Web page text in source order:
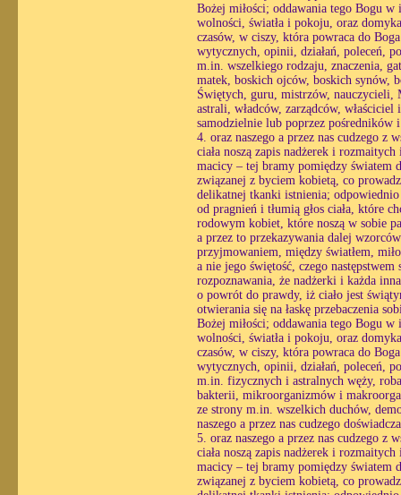
Bożej miłości; oddawania tego Bogu
wolności, światła i pokoju, oraz
czasów, w ciszy, która powraca do
wytycznych, opinii, działań, poleceń,
m.in. wszelkiego rodzaju, znaczenia,
matek, boskich ojców, boskich synów,
Świętych, guru, mistrzów, nauczycieli,
astrali, władców, zarządców,
samodzielnie lub poprzez pośredników
4. oraz naszego a przez nas cudzego
ciała noszą zapis nadżerek i
macicy – tej bramy pomiędzy światem
związanej z byciem kobietą, co
delikatnej tkanki istnienia;
od pragnień i tłumią głos ciała, które
rodowym kobiet, które noszą w sobie
a przez to przekazywania dalej
przyjmowaniem, między światłem,
a nie jego świętość, czego
rozpoznawania, że nadżerki i każda
o powrót do prawdy, iż ciało jest
otwierania się na łaskę przebaczenia
Bożej miłości; oddawania tego Bogu
wolności, światła i pokoju, oraz
czasów, w ciszy, która powraca do
wytycznych, opinii, działań, poleceń,
m.in. fizycznych i astralnych węży,
bakterii, mikroorganizmów i
ze strony m.in. wszelkich duchów,
naszego a przez nas cudzego
5. oraz naszego a przez nas cudzego
ciała noszą zapis nadżerek i
macicy – tej bramy pomiędzy światem
związanej z byciem kobietą, co